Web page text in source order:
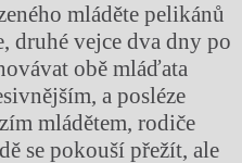
mláděte pelikánů
druhé vejce dva dny po
obě mláďata
a posléze
mládětem, rodiče
se pokouší přežít, ale